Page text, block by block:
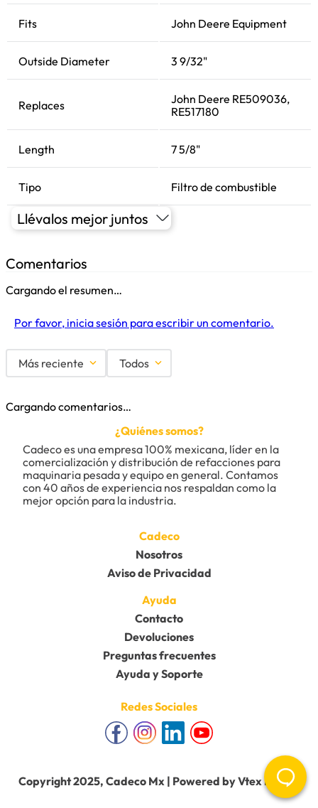
Fits John Deere Equipment
Outside Diameter 3 9/32"
Replaces
John Deere RE509036,
RE517180
Length 7 5/8"
Tipo Filtro de combustible
Llévalos mejor juntos
Comentarios
Cargando el resumen…
Por favor, inicia sesión para escribir un comentario.
Más reciente Todos
Cargando comentarios…
¿Quiénes somos?
Cadeco es una empresa 100% mexicana, líder en la
comercialización y distribución de refacciones para
maquinaria pesada y equipo en general. Contamos
con 40 años de experiencia nos respaldan como la
mejor opción para la industria.
Cadeco
Nosotros
Aviso de Privacidad
Ayuda
Contacto
Devoluciones
Preguntas frecuentes
Ayuda y Soporte
Redes Sociales
Copyright 2025, Cadeco Mx | Powered by Vtex Mobile